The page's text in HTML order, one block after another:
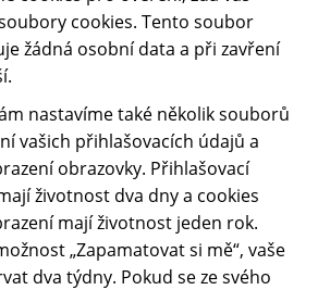
cookies. Tento soubor
žádná osobní data a při zavření
nastavíme také několik souborů
vašich přihlašovacích údajů a
obrazovky. Přihlašovací
životnost dva dny a cookies
mají životnost jeden rok.
„Zapamatovat si mě“, vaše
dva týdny. Pokud se ze svého